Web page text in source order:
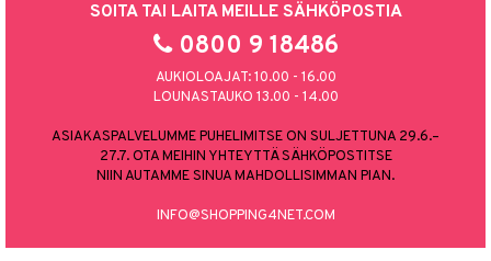
SOITA TAI LAITA MEILLE SÄHKÖPOSTIA
0800 9 18486
AUKIOLOAJAT: 10.00 - 16.00
LOUNASTAUKO 13.00 - 14.00
ASIAKASPALVELUMME PUHELIMITSE ON SULJETTUNA 29.6.–
27.7. OTA MEIHIN YHTEYTTÄ SÄHKÖPOSTITSE
NIIN AUTAMME SINUA MAHDOLLISIMMAN PIAN.
INFO@SHOPPING4NET.COM